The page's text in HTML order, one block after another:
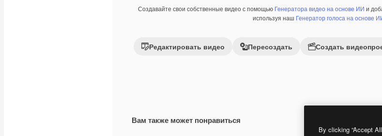
Создавайте свои собственные видео с помощью Генератора видео на основе ИИ и
используя наш Генератор голоса на основе
Редактировать видео Пересоздать Создать
Вам также может понравиться
Сгенерировано с
By clicking “Accept